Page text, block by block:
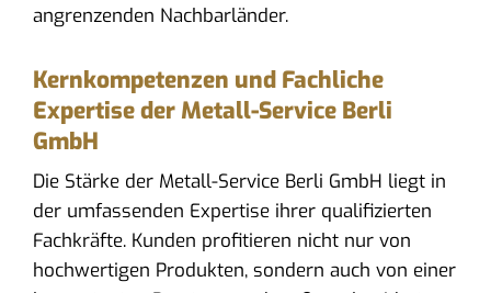
angrenzenden Nachbarländer.
Kernkompetenzen und Fachliche
Expertise der Metall-Service Berli
GmbH
Die Stärke der Metall-Service Berli GmbH liegt in
der umfassenden Expertise ihrer qualifizierten
Fachkräfte. Kunden profitieren nicht nur von
hochwertigen Produkten, sondern auch von einer